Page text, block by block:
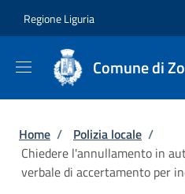
Regione Liguria
Comune di
Briciole di pane
Home / Polizia locale /
Chiedere l'annullamento in
verbale di accertamento per